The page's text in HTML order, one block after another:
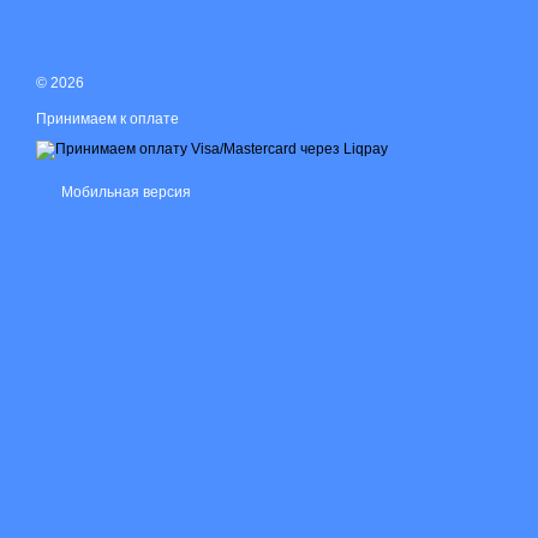
© 2026
Принимаем к оплате
Мобильная версия